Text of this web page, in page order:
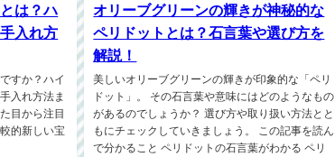
は？ハ
入れ方
すか？ハイ
入れ方法ま
目から注目
的新しい宝
オリーブグリーンの輝きが神秘的な
ペリドットとは？石言葉や選び方を
解説！
美しいオリーブグリーンの輝きが印象的な「ペリ
ドット」。 その石言葉や意味にはどのようなもの
があるのでしょうか？ 選び方や取り扱い方法とと
もにチェックしていきましょう。 この記事を読ん
で分かること ペリドットの石言葉がわかる ペリ